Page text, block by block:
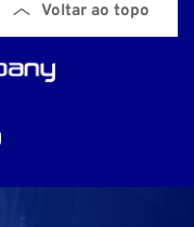
Voltar ao topo